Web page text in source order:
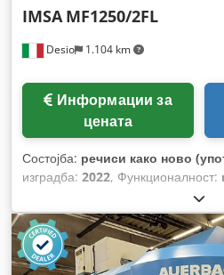
Desio 1.104 km
IMSA MF1250/2FL
цената
Состојба: речиси како ново
изградба: 2022, Функционалност:
1.250 мм
оска X:1.700 мм, должина на
мм, должина на подавање по Z-
тежина на работното парче:
движење на Х-оската:
1.700 мм,